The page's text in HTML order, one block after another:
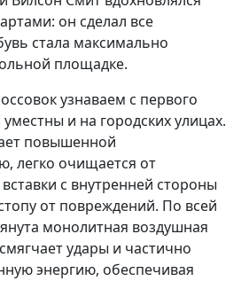
он сделал все
стала максимально
площадке.
узнаваем с первого
и на городских улицах.
повышенной
легко очищается от
с внутренней стороны
от повреждений. По всей
монолитная воздушная
удары и частично
энергию, обеспечивая